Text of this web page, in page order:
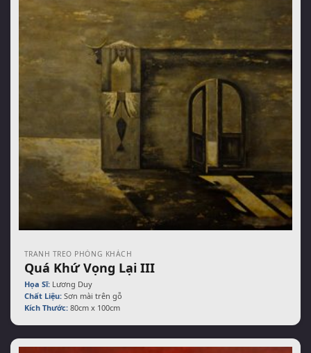
TRANH TREO PHÒNG KHÁCH
Quá Khứ Vọng Lại III
Họa Sĩ:Lương Duy
Chất Liệu:Sơn mài trên gỗ
Kích Thước:80cm x 100cm